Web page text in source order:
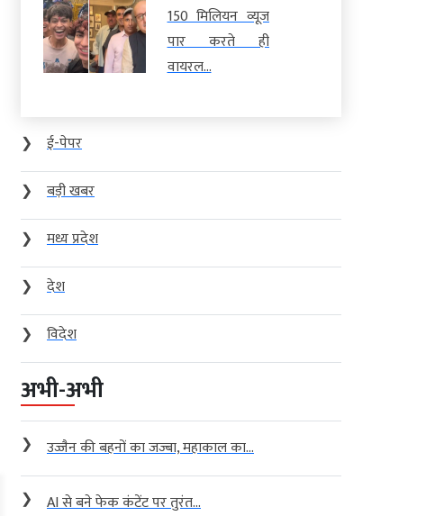
150 मिलियन व्यूज
पार करते ही
वायरल...
❯
ई-पेपर
❯
बड़ी खबर
❯
मध्य प्रदेश
❯
देश
❯
विदेश
अभी-अभी
❯ उज्जैन की बहनों का जज्बा, महाकाल का...
❯ AI से बने फेक कंटेंट पर तुरंत...